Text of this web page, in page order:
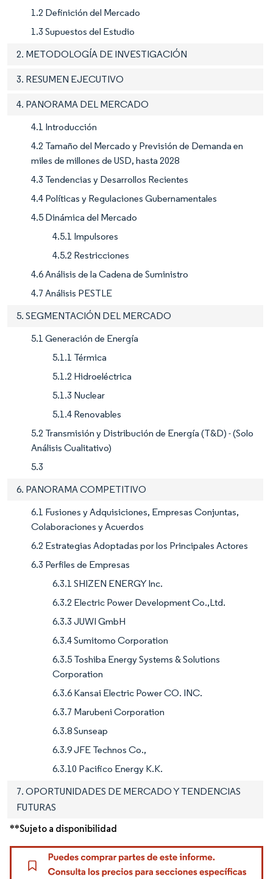
1.2 Definición del Mercado
1.3 Supuestos del Estudio
2. METODOLOGÍA DE INVESTIGACIÓN
3. RESUMEN EJECUTIVO
4. PANORAMA DEL MERCADO
4.1 Introducción
4.2 Tamaño del Mercado y Previsión de Demanda en
miles de millones de USD, hasta 2028
4.3 Tendencias y Desarrollos Recientes
4.4 Políticas y Regulaciones Gubernamentales
4.5 Dinámica del Mercado
4.5.1 Impulsores
4.5.2 Restricciones
4.6 Análisis de la Cadena de Suministro
4.7 Análisis PESTLE
5. SEGMENTACIÓN DEL MERCADO
5.1 Generación de Energía
5.1.1 Térmica
5.1.2 Hidroeléctrica
5.1.3 Nuclear
5.1.4 Renovables
5.2 Transmisión y Distribución de Energía (T&D) - (Solo
Análisis Cualitativo)
5.3
6. PANORAMA COMPETITIVO
6.1 Fusiones y Adquisiciones, Empresas Conjuntas,
Colaboraciones y Acuerdos
6.2 Estrategias Adoptadas por los Principales Actores
6.3 Perfiles de Empresas
6.3.1 SHIZEN ENERGY Inc.
6.3.2 Electric Power Development Co.,Ltd.
6.3.3 JUWI GmbH
6.3.4 Sumitomo Corporation
6.3.5 Toshiba Energy Systems & Solutions
Corporation
6.3.6 Kansai Electric Power CO. INC.
6.3.7 Marubeni Corporation
6.3.8 Sunseap
6.3.9 JFE Technos Co.,
6.3.10 Pacifico Energy K.K.
7. OPORTUNIDADES DE MERCADO Y TENDENCIAS
FUTURAS
**Sujeto a disponibilidad